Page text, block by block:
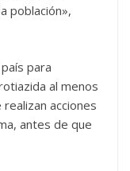
población»,
para
al menos
acciones
antes de que